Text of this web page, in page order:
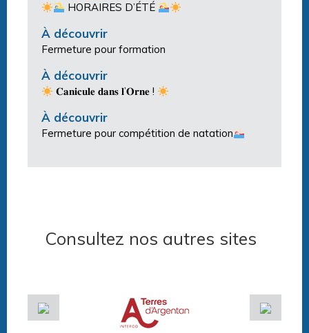
HORAIRES D’ÉTÉ
À découvrir
Fermeture pour formation
À découvrir
𝐂𝐚𝐧𝐢𝐜𝐮𝐥𝐞 𝐝𝐚𝐧𝐬 𝐥’𝐎𝐫𝐧𝐞 !
À découvrir
Fermeture pour compétition de natation
Consultez nos autres sites